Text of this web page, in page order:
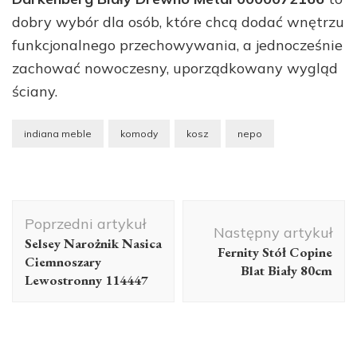
dobry wybór dla osób, które chcą dodać wnętrzu
funkcjonalnego przechowywania, a jednocześnie
zachować nowoczesny, uporządkowany wygląd
ściany.
indiana meble komody kosz nepo
wpisu
Poprzedni artykuł
Selsey Narożnik Nasica
Ciemnoszary
Lewostronny 114447
Następny artykuł
Fernity Stół Copine
Blat Biały 80cm